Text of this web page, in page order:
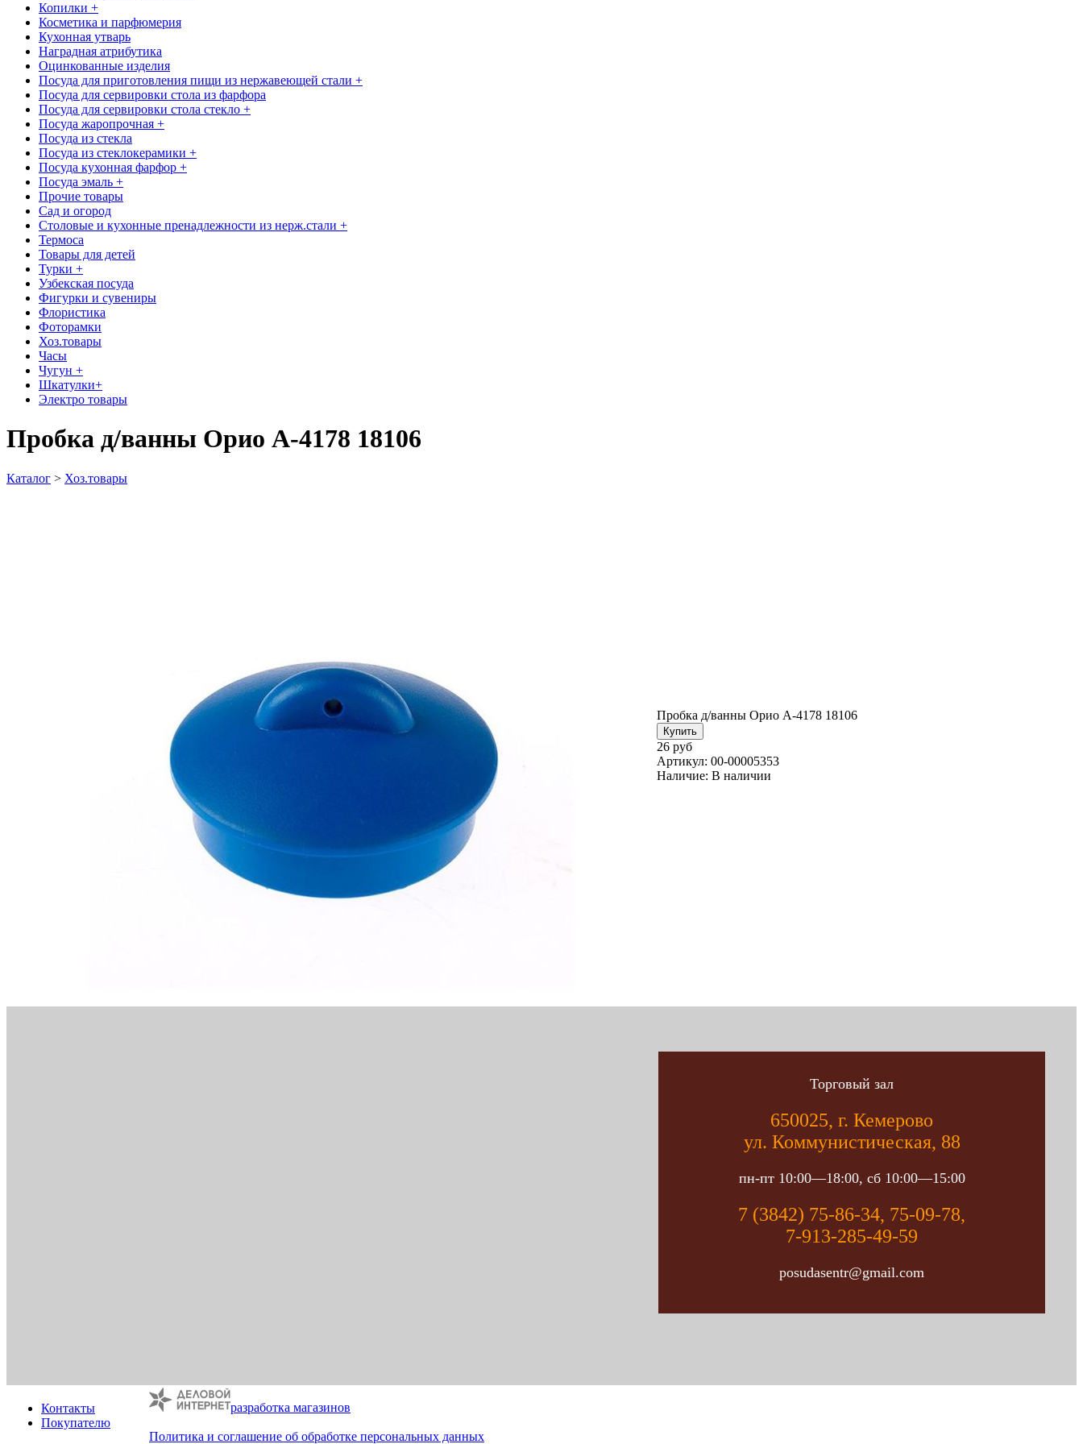
Копилки +
Косметика и парфюмерия
Кухонная утварь
Наградная атрибутика
Оцинкованные изделия
Посуда для приготовления пищи из нержавеющей стали +
Посуда для сервировки стола из фарфора
Посуда для сервировки стола стекло +
Посуда жаропрочная +
Посуда из стекла
Посуда из стеклокерамики +
Посуда кухонная фарфор +
Посуда эмаль +
Прочие товары
Сад и огород
Столовые и кухонные пренадлежности из нерж.стали +
Термоса
Товары для детей
Турки +
Узбекская посуда
Фигурки и сувениры
Флористика
Фоторамки
Хоз.товары
Часы
Чугун +
Шкатулки+
Электро товары
Пробка д/ванны Орио А-4178 18106
Каталог > Хоз.товары
Пробка д/ванны Орио А-4178 18106
26 руб
Артикул: 00-00005353
Наличие: В наличии
Торговый зал
650025, г. Кемерово
ул. Коммунистическая, 88
пн-пт 10:00—18:00, сб 10:00—15:00
7 (3842) 75-86-34, 75-09-78,
7-913-285-49-59
posudasentr@gmail.com
Контакты
Покупателю
разработка магазинов
Политика и соглашение об обработке персональных данных